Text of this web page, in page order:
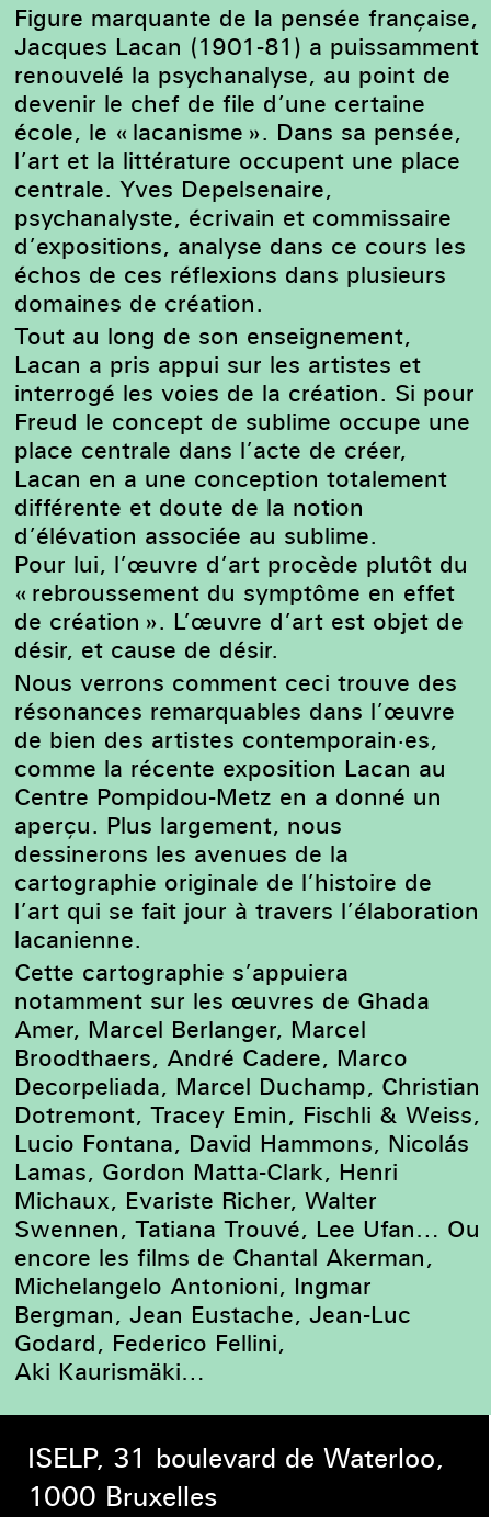
Figure marquante de la pensée française,
Jacques Lacan (1901-81) a puissamment
renouvelé la psychanalyse, au point de
devenir le chef de file d’une certaine
école, le « lacanisme ». Dans sa pensée,
l’art et la littérature occupent une place
centrale. Yves Depelsenaire,
psychanalyste, écrivain et commissaire
d’expositions, analyse dans ce cours les
échos de ces réflexions dans plusieurs
domaines de création.
Tout au long de son enseignement,
Lacan a pris appui sur les artistes et
interrogé les voies de la création. Si pour
Freud le concept de sublime occupe une
place centrale dans l’acte de créer,
Lacan en a une conception totalement
différente et doute de la notion
d’élévation associée au sublime.
Pour lui, l’œuvre d’art procède plutôt du
« rebroussement du symptôme en effet
de création ». L’œuvre d’art est objet de
désir, et cause de désir.
Nous verrons comment ceci trouve des
résonances remarquables dans l’œuvre
de bien des artistes contemporain·es,
comme la récente exposition Lacan au
Centre Pompidou-Metz en a donné un
aperçu. Plus largement, nous
dessinerons les avenues de la
cartographie originale de l’histoire de
l’art qui se fait jour à travers l’élaboration
lacanienne.
Cette cartographie s’appuiera
notamment sur les œuvres de Ghada
Amer, Marcel Berlanger, Marcel
Broodthaers, André Cadere, Marco
Decorpeliada, Marcel Duchamp, Christian
Dotremont, Tracey Emin, Fischli & Weiss,
Lucio Fontana, David Hammons, Nicolás
Lamas, Gordon Matta-Clark, Henri
Michaux, Evariste Richer, Walter
Swennen, Tatiana Trouvé, Lee Ufan… Ou
encore les films de Chantal Akerman,
Michelangelo Antonioni, Ingmar
Bergman, Jean Eustache, Jean-Luc
Godard, Federico Fellini,
Aki Kaurismäki…
ISELP, 31 boulevard de Waterloo,
1000 Bruxelles